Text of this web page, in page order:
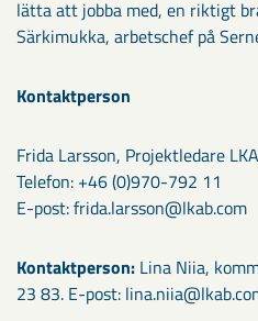
lätta att jobba med, en riktigt
Särkimukka, arbetschef på
Kontaktperson
Frida Larsson, Projektledare
Telefon: +46 (0)970-792 11
E-post: frida.larsson@lkab.com
Kontaktperson: Lina Niia,
23 83. E-post: